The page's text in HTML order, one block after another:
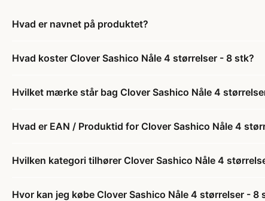
Hvad er navnet på produktet?
Hvad koster Clover Sashico Nåle 4 størrelser - 8 stk?
Hvilket mærke står bag Clover Sashico Nåle 4
Hvad er EAN / Produktid for Clover Sashico Nåle 4
Hvilken kategori tilhører Clover Sashico Nåle 4
Hvor kan jeg købe Clover Sashico Nåle 4 størrelser - 8